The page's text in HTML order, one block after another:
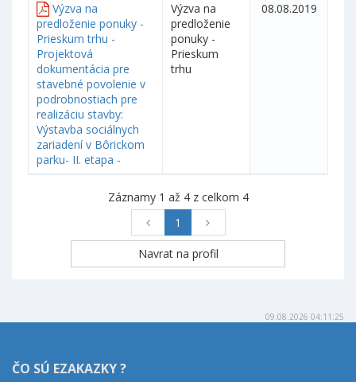
Výzva na
predloženie ponuky -
Prieskum trhu -
Projektová
dokumentácia pre
stavebné povolenie v
podrobnostiach pre
realizáciu stavby:
Výstavba sociálnych
zariadení v Bôrickom
parku- II. etapa -
Výzva na
predloženie
ponuky -
Prieskum
trhu
08.08.2019
Záznamy 1 až 4 z celkom 4
1
09.08.2026 04:11:25
ČO SÚ EZAKAZKY ?